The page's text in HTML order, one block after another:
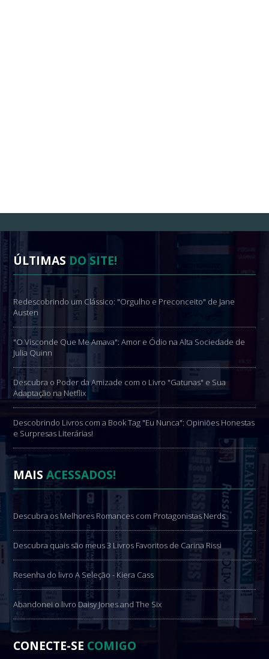
ÚLTIMASDO SITE!
Redescobrindo um Clássico: "Orgulho e Preconceito" de Jane
Austen
"O Visconde Que Me Amava": Amor e Ódio na Alta Sociedade de
Julia Quinn
Descubra o Poder da Amizade com o Livro "Gatunas" e Sua
Adaptação na Netflix
Descobrindo Livros com a Book Tag "Eu Nunca": Opiniões Honestas
e Surpresas Literárias!
MAISACESSADOS!
Descubra os Melhores Romances com Protagonistas Nerds
Descubra quais são meus 3 Livros Favoritos de Carina Rissi
Resenha do livro A Seleção - Kiera Cass
Abandonei o livro Daisy Jones and The Six
CONECTE-SE COMIGO